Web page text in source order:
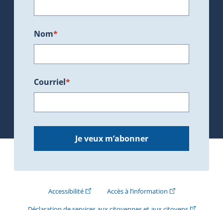
Nom*
Courriel*
Je veux m’abonner
Accessibilité(Cet hyperlien externe s'ouvrira dans une
Accès à l’information(Cet hyperlien